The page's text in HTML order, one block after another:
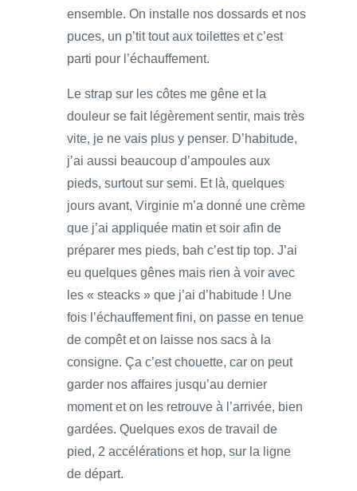
ensemble. On installe nos dossards et nos
puces, un p’tit tout aux toilettes et c’est
parti pour l’échauffement.
Le strap sur les côtes me gêne et la
douleur se fait légèrement sentir, mais très
vite, je ne vais plus y penser. D’habitude,
j’ai aussi beaucoup d’ampoules aux
pieds, surtout sur semi. Et là, quelques
jours avant, Virginie m’a donné une crème
que j’ai appliquée matin et soir afin de
préparer mes pieds, bah c’est tip top. J’ai
eu quelques gênes mais rien à voir avec
les « steacks » que j’ai d’habitude ! Une
fois l’échauffement fini, on passe en tenue
de compêt et on laisse nos sacs à la
consigne. Ça c’est chouette, car on peut
garder nos affaires jusqu’au dernier
moment et on les retrouve à l’arrivée, bien
gardées. Quelques exos de travail de
pied, 2 accélérations et hop, sur la ligne
de départ.